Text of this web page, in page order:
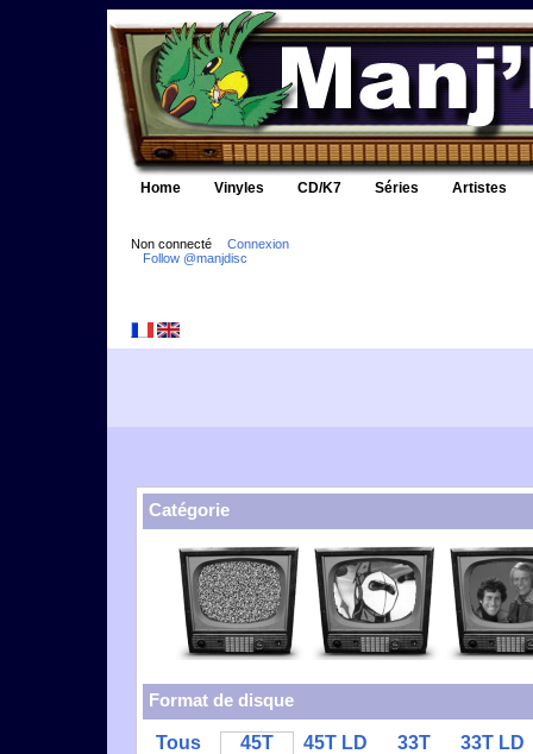
Home Vinyles CD/K7 Séries Artistes
Non connecté
Connexion
Follow @manjdisc
Catégorie
Format de disque
Tous 45T 45T LD 33T
33T LD